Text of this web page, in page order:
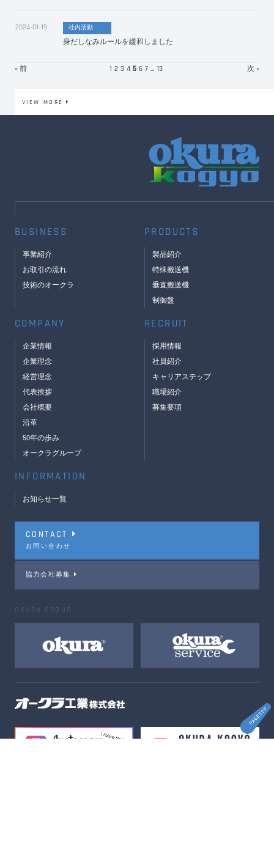
2024-01-19 社内活動
身だしなみルールを緩和しました
« 前 1 2 3 4 5 6 7 ... 13 次 »
VIEW MORE
BUSINESS PRODUCTS
事業紹介
製品紹介
お取引の流れ
特殊搬送機
技術のオークラ
垂直搬送機
制御盤
COMPANY RECRUIT
企業情報
採用情報
企業理念
社員紹介
経営理念
キャリアステップ
代表挨拶
職場紹介
会社概要
募集要項
沿革
50年の歩み
オークラグループ
INFORMATION
お知らせ一覧
CONTACT
お問い合わせ
協力会社募集
OKURA GROUP